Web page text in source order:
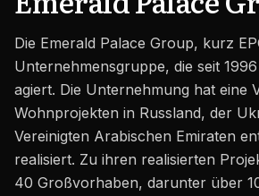
Karriere
Gebiete in den VAE
Bauträger in den VAE
Die Emerald Palace Group, kurz
Unternehmensgruppe, die seit
agiert. Die Unternehmung hat eine
Wohnprojekten in Russland, der
Vereinigten Arabischen Emiraten
realisiert. Zu ihren realisierten
40 Großvorhaben, darunter über